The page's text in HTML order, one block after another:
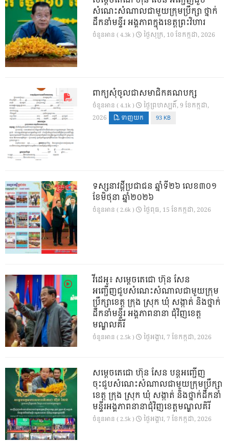
សំណេះសំណាលជាមួយក្រុមប្រឹក្សា ថ្នាក់
ដឹកនាំមន្ទីរ អង្គភាពក្នុងខេត្តព្រះវិហារ
ចំនួនអាន ( 4.3k ) ថ្ងៃ​សុក្រ, 10 ខែ​កក្កដា, 2026
ពាក្យសុំចូលជាសមាជិកគណបក្ស
ចំនួនអាន ( 4.1k )
ថ្ងៃ​ព្រហស្បតិ៍, 9 ខែ​កក្កដា,
2026
ទាញយក 93 KB
ទស្សនាវដ្ដីប្រជាជន ឆ្នាំទី២៦ លេខ៣០១
ខែមិថុនា ឆ្នាំ២០២៦
ចំនួនអាន ( 2.6k ) ថ្ងៃ​ពុធ, 15 ខែ​កក្កដា, 2026
វីដេអូ៖ សម្តេចតេជោ ហ៊ុន សែន
អញ្ជើញជួបសំណេះសំណាលជាមួយក្រុម
ប្រឹក្សាខេត្ត ក្រុង ស្រុក ឃុំ សង្កាត់ និងថ្នាក់
ដឹកនាំមន្ទីរ អង្គភាពនានា ជុំវិញខេត្ត
មណ្ឌលគិរី
ចំនួនអាន ( 2.5k ) ថ្ងៃ​អង្គារ, 7 ខែ​កក្កដា, 2026
សម្តេចតេជោ ហ៊ុន សែន បន្តអញ្ជើញ
ចុះជួបសំណេះសំណាលជាមួយក្រុមប្រឹក្សា
ខេត្ត ក្រុង ស្រុក ឃុំ សង្កាត់ និងថ្នាក់ដឹកនាំ
មន្ទីរអង្គភាពនានាជុំវិញខេត្តមណ្ឌលគិរី
ចំនួនអាន ( 2.5k ) ថ្ងៃ​អង្គារ, 7 ខែ​កក្កដា, 2026